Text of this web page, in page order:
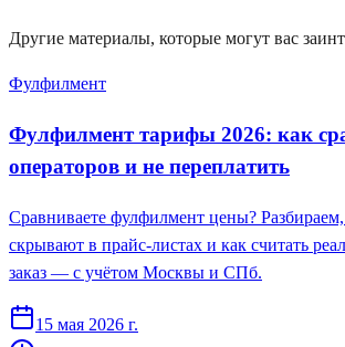
Другие материалы, которые могут вас
Фулфилмент
Фулфилмент тарифы 2026: как
операторов и не переплатить
Сравниваете фулфилмент цены?
скрывают в прайс-листах и как считать
заказ — с учётом Москвы и СПб.
15 мая 2026 г.